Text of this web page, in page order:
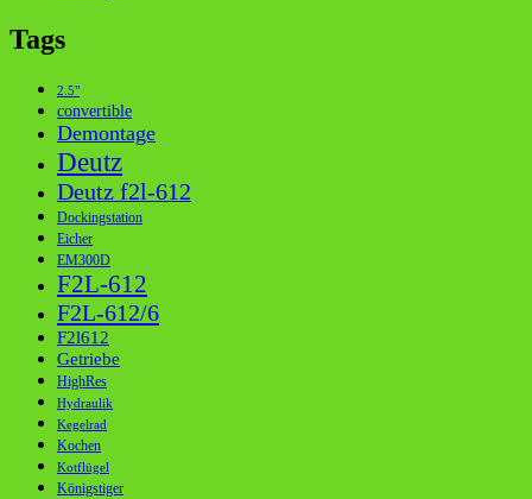
Tags
2.5"
convertible
Demontage
Deutz
Deutz f2l-612
Dockingstation
Eicher
EM300D
F2L-612
F2L-612/6
F2l612
Getriebe
HighRes
Hydraulik
Kegelrad
Kochen
Kotflügel
Königstiger